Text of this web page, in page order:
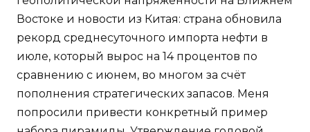
Востоке и новости из Китая: страна обновила
рекорд среднесуточного импорта нефти в
июле, который вырос на 14 процентов по
сравнению с июнем, во многом за счёт
пополнения стратегических запасов. Меня
попросили привести конкретный пример